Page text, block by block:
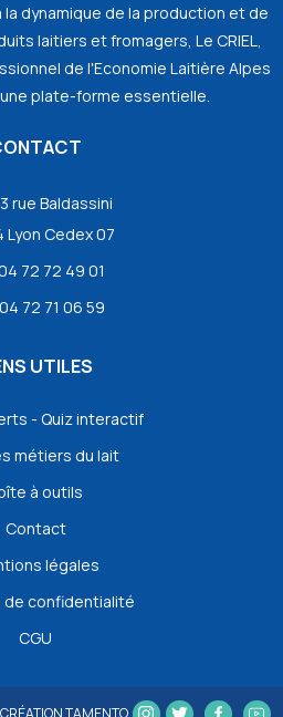
dynamique de la production et de
laitiers et fromagers, Le CRIEL,
de l'Economie Laitière Alpes
plate-forme essentielle.
rue Baldassini
Lyon Cedex 07
72 72 49 01
04 72 71 06 59
UTILES
- Quiz interactif
métiers du lait
à outils
Contact
légales
de confidentialité
CGU
TAMENTO